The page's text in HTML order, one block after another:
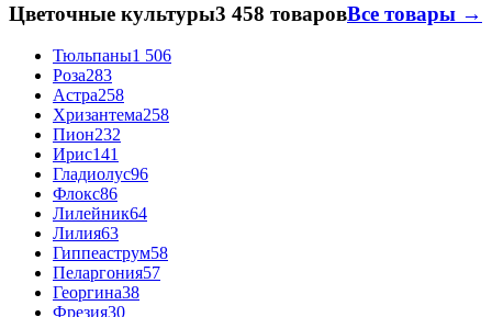
Цветочные культуры3 458 товаровВсе товары →
Тюльпаны1 506
Роза283
Астра258
Хризантема258
Пион232
Ирис141
Гладиолус96
Флокс86
Лилейник64
Лилия63
Гиппеаструм58
Пеларгония57
Георгина38
Фрезия30